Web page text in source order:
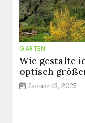
GARTEN
Wie gestalte
optisch
Januar 13, 2025